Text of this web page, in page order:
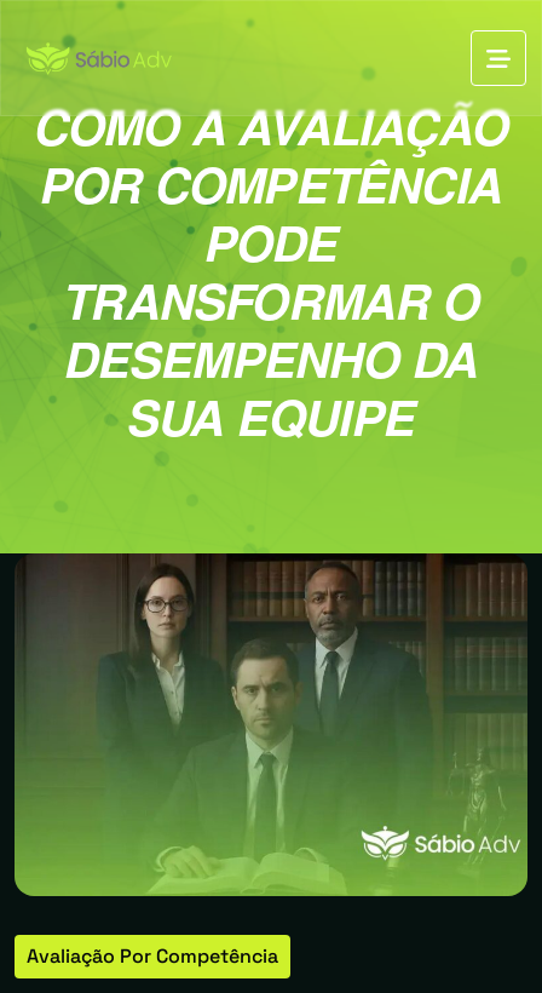
COMO A AVALIAÇÃO
POR COMPETÊNCIA
PODE
TRANSFORMAR O
DESEMPENHO DA
SUA EQUIPE
Avaliação Por Competência